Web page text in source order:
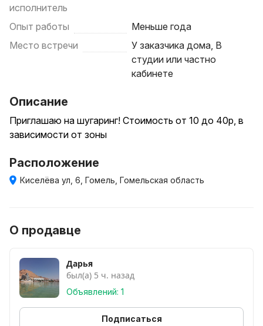
исполнитель
Опыт работы
Меньше года
Место встречи
У заказчика дома, В
студии или частно
кабинете
Описание
Приглашаю на шугаринг! Стоимость от 10 до 40р, в
зависимости от зоны
Расположение
Киселёва ул, 6, Гомель, Гомельская область
О продавце
Дарья
был(а) 5 ч. назад
Объявлений: 1
Подписаться